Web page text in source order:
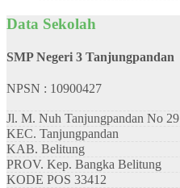
Data Sekolah
SMP Negeri 3 Tanjungpandan
NPSN : 10900427
Jl. M. Nuh Tanjungpandan No 29
KEC. Tanjungpandan
KAB. Belitung
PROV. Kep. Bangka Belitung
KODE POS 33412